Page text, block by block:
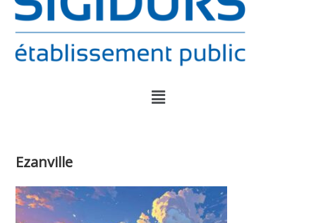
Ezanville